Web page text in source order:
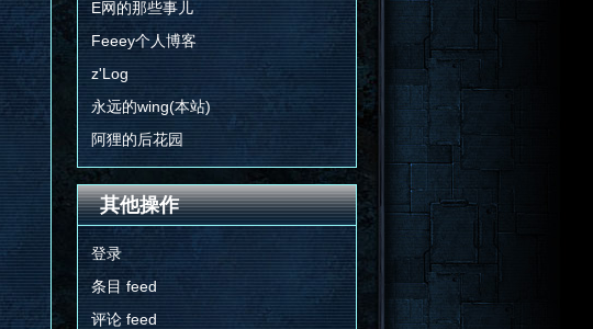
E网的那些事儿
Feeey个人博客
z'Log
永远的wing(本站)
阿狸的后花园
其他操作
登录
条目 feed
评论 feed